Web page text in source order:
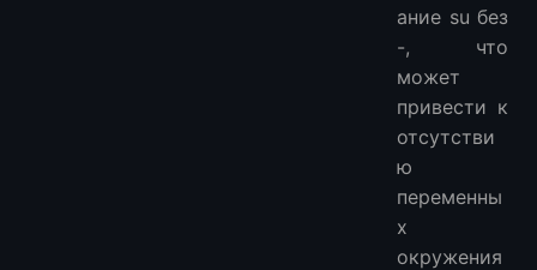
ание su без
-, что
может
привести к
отсутстви
ю
переменны
х
окружения